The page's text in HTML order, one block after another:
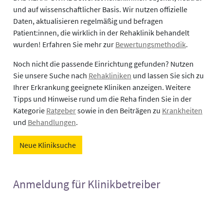
und auf wissenschaftlicher Basis. Wir nutzen offizielle
Daten, aktualisieren regelmäßig und befragen
Patient:innen, die wirklich in der Rehaklinik behandelt
wurden! Erfahren Sie mehr zur Bewertungsmethodik.
Noch nicht die passende Einrichtung gefunden? Nutzen
Sie unsere Suche nach Rehakliniken und lassen Sie sich zu
Ihrer Erkrankung geeignete Kliniken anzeigen. Weitere
Tipps und Hinweise rund um die Reha finden Sie in der
Kategorie Ratgebersowie in den Beiträgen zu Krankheiten
und Behandlungen.
Neue Kliniksuche
Anmeldung für Klinikbetreiber